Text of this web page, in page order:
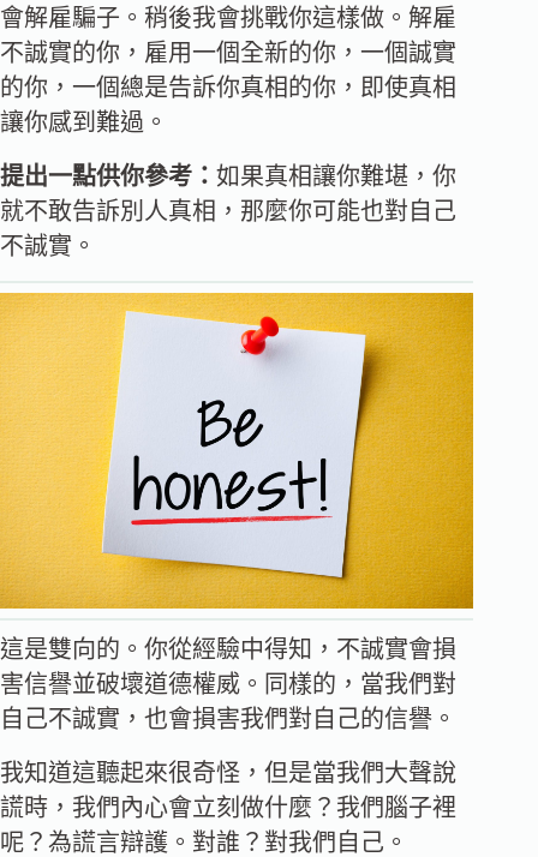
會解雇騙子。稍後我會挑戰你這樣做。解雇
不誠實的你，雇用一個全新的你，一個誠實
的你，一個總是告訴你真相的你，即使真相
讓你感到難過。
提出一點供你參考： 如果真相讓你難堪，你
就不敢告訴別人真相，那麼你可能也對自己
不誠實。
這是雙向的。你從經驗中得知，不誠實會損
害信譽並破壞道德權威。同樣的，當我們對
自己不誠實，也會損害我們對自己的信譽。
我知道這聽起來很奇怪，但是當我們大聲說
謊時，我們內心會立刻做什麼？我們腦子裡
呢？為謊言辯護。對誰？對我們自己。